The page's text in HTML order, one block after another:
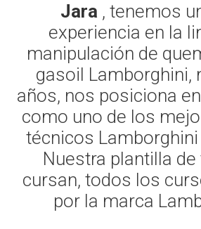
Jara , tenemos
experiencia en la
manipulación de
gasoil Lamborghini,
años, nos posiciona
como uno de los
técnicos Lamborghini
Nuestra plantilla
cursan, todos los
por la marca